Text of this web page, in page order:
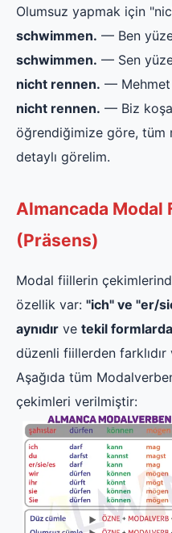
Olumsuz yapmak için
schwimmen. — Ben
schwimmen. — Sen
nicht rennen. — Mehmet
nicht rennen. — Biz
öğrendiğimize göre, tüm
detaylı görelim.
Almancada Modal
(Präsens)
Modal fiillerin
özellik var: "ich" ve "er/
aynıdır ve tekil
düzenli fiillerden
Aşağıda tüm
çekimleri verilmiştir: